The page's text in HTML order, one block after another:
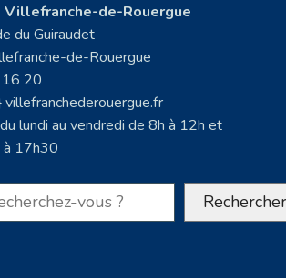
Villefranche-de-Rouergue
du Guiraudet
de-Rouergue
20
villefranchederouergue.fr
lundi au vendredi de 8h à 12h et
17h30
Rechercher